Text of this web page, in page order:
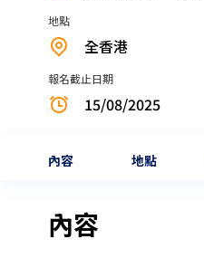
地點
全香港
報名截止日期
15/08/2025
內容 地點
內容